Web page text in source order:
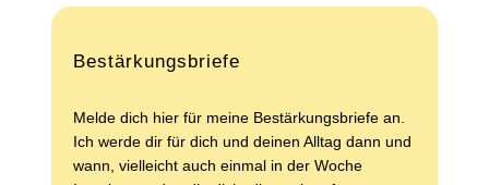
Bestärkungsbriefe
Melde dich hier für meine Bestärkungsbriefe an.
Ich werde dir für dich und deinen Alltag dann und
wann, vielleicht auch einmal in der Woche